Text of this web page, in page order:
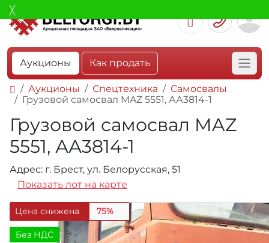
Аукционы Как продать
Аукционы Спецтехника
Самосвалы
Грузовой самосвал MAZ 5551, АА3814-1
Грузовой самосвал MAZ
5551, АА3814-1
Адрес: г. Брест, ул. Белорусская, 51
Показать лот на карте
Цена снижена 75%
Без НДС